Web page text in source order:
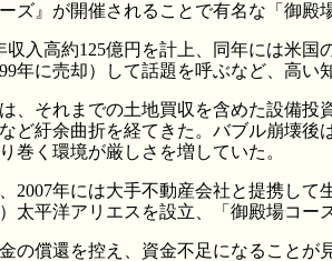
ズ』が開催されることで有名な「御殿
入高約125億円を計上、同年には米国
年に売却）して話題を呼ぶなど、高い
、それまでの土地買収を含めた設備投
ど紆余曲折を経てきた。バブル崩壊後
巻く環境が厳しさを増していた。
2007年には大手不動産会社と提携して
太平洋アリエスを設立、「御殿場コー
の償還を控え、資金不足になることが